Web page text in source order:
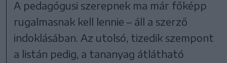
A pedagógusi szerepnek ma már főképp
rugalmasnak kell lennie – áll a szerző
indoklásában. Az utolsó, tizedik szempont
a listán pedig, a tananyag átlátható